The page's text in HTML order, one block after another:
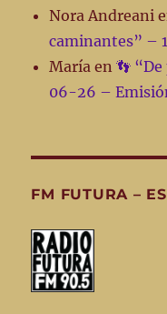
Nora Andreani
caminantes” –
María en👣
06-26 –
FM FUTURA –